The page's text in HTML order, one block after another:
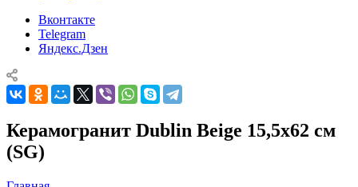
Вконтакте
Telegram
Яндекс.Дзен
Керамогранит Dublin Beige 15,5x62 см
(SG)